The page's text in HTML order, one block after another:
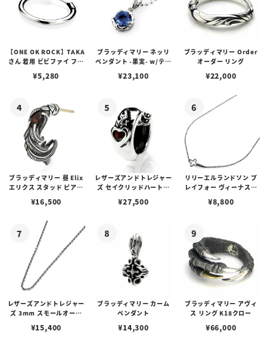
【ONE OK ROCK】TAKA
さん 着用 ビビファイ フー
¥5,280
ブラッディマリー ネッリ
ペンダント -果実- w/ティ
¥23,100
ブラッディマリー Order
オーダー リング
¥22,000
ブラッディマリー 昼 Elix
エリクス スタッド ピアス
¥16,500
レザーズアンドトレジャー
ズ セイクリッドハートピ
¥27,500
リリーエルランドソン プ
レイフォー ヴィーナスチ
¥8,800
レザーズアンドトレジャー
ズ 3mm スモールオーバ
ブスタークラスプ＆LTロ
¥15,400
ブラッディマリー カーム
ペンダント
¥14,300
ブラッディマリー アヴィ
ス リング K18クロー
¥66,000